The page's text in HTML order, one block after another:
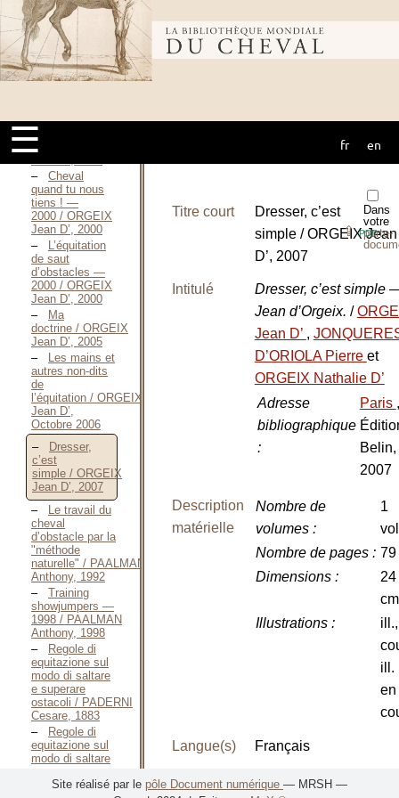
Bibliothèque
mondiale du
cheval
☰ fr en
Une méthode
française
d’instruction -
Angles et
rythmes / ORGEIX
Jean D’, Janvier
quand tu nous a
tenu ! —
2000 / ORGEIX
Cheval
quand tu nous
tiens ! —
2000 / ORGEIX
Jean D’, 2000
L’équitation
de saut
d’obstacles —
2000 / ORGEIX
Jean D’, 2000
Ma
doctrine / ORGEIX
Jean D’, 2005
Les mains et
autres non-dits
de
l’équitation / ORGEIX
Jean D’,
Octobre 2006
Dresser,
c’est
simple / ORGEIX
Jean D’, 2007
Le travail du
cheval
d’obstacle par la
"méthode
naturelle" / PAALMAN
Anthony, 1992
Training
showjumpers —
1998 / PAALMAN
Anthony, 1998
Regole di
equitazione sul
modo di saltare
e superare
ostacoli / PADERNI
Cesare, 1883
Regole di
equitazione sul
modo di saltare
ostacoli —
Dans
votre
porte-
⇪PDF
Titre court
Dresser, c’est
simple / ORGEIX Jean
D’, 2007
Intitulé
Dresser, c’est simple
Jean d’Orgeix. /
Jean D’ ,
D’ORIOLA Pierre et
ORGEIX Nathalie D’
Adresse
bibliographique
:
Paris ,
Belin,
2007
Description
matérielle
Nombre de
volumes:
1
Nombre de pages: 79
Dimensions:
24
cm
Illustrations:
ill.,
ill.
en
Langue(s) Français
EAN 9782701145945
Site réalisé par le pôle Document numérique — MRSH —